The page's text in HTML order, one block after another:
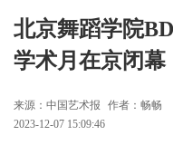
北京舞蹈学院
学术月在京闭幕
来源：中国艺术报
作者：畅畅
2023-12-07 15:09:46